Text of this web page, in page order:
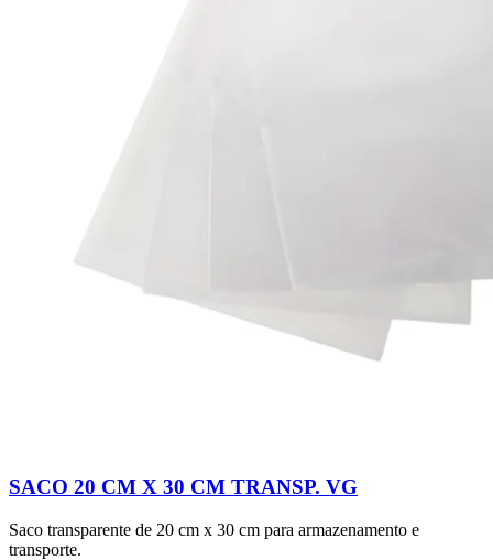
SACO 20 CM X 30 CM TRANSP. VG
Saco transparente de 20 cm x 30 cm para armazenamento e
transporte.